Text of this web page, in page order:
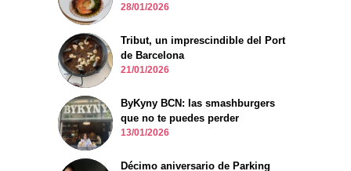
28/01/2026
Tribut, un imprescindible del Port
de Barcelona
21/01/2026
ByKyny BCN: las smashburgers
que no te puedes perder
13/01/2026
Décimo aniversario de Parking